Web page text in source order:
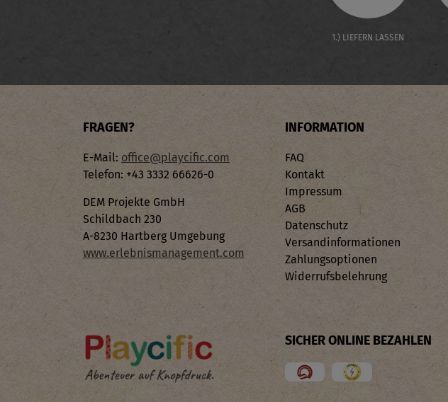
1.) LIEFERN LASSEN
FRAGEN?
E-Mail: office@playcific.com
Telefon: +43 3332 66626-0
DEM Projekte GmbH
Schildbach 230
A-8230 Hartberg Umgebung
www.erlebnismanagement.com
INFORMATION
FAQ
Kontakt
Impressum
AGB
Datenschutz
Versandinformationen
Zahlungsoptionen
Widerrufsbelehrung
SICHER ONLINE BEZAHLEN